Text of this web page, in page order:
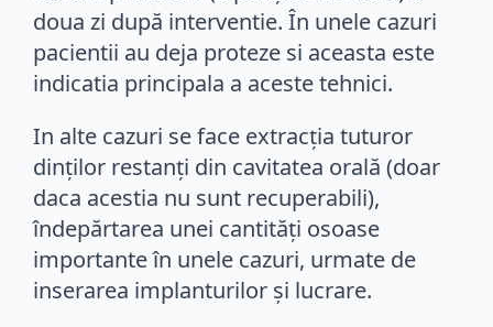
doua zi după interventie. În unele cazuri
pacientii au deja proteze si aceasta este
indicatia principala a aceste tehnici.
In alte cazuri se face extracția tuturor
dinților restanți din cavitatea orală (doar
daca acestia nu sunt recuperabili),
îndepărtarea unei cantități osoase
importante în unele cazuri, urmate de
inserarea implanturilor și lucrare.